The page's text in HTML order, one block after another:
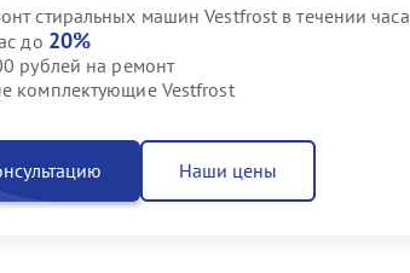
стиральных машин Vestfrost в течении часа
до 20%
рублей на ремонт
комплектующие Vestfrost
Наши цены